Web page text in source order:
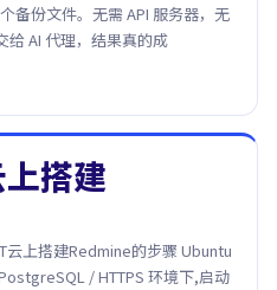
备份文件。无需 API 服务器，无
给 AI 代理，结果真的成
搭建
云上搭建Redmine的步骤 Ubuntu
/ HTTPS 环境下,启动